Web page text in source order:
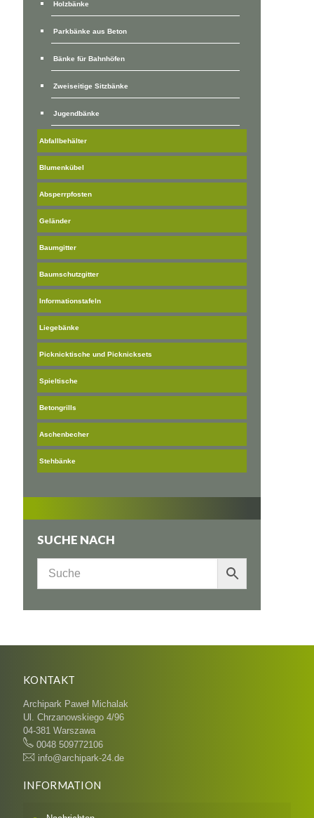
Holzbänke
Parkbänke aus Beton
Bänke für Bahnhöfen
Zweiseitige Sitzbänke
Jugendbänke
Abfallbehälter
Blumenkübel
Absperrpfosten
Geländer
Baumgitter
Baumschutzgitter
Informationstafeln
Liegebänke
Picknicktische und Picknicksets
Spieltische
Betongrills
Aschenbecher
Stehbänke
SUCHE NACH
KONTAKT
Archipark Paweł Michalak
Ul. Chrzanowskiego 4/96
04-381 Warszawa
0048 509772106
info@archipark-24.de
INFORMATION